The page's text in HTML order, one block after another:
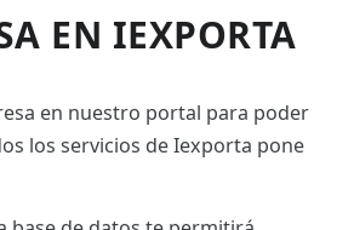
EN IEXPORTA
en nuestro portal para poder
los servicios de Iexporta pone